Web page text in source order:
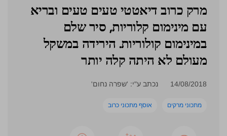
מרק כרוב דיאטטי טעים טעים ובריא
עם מינימום קלוריות, סיר שלם
במינימום קולוריות. הירידה במשקל
מעולם לא היתה קלה יותר
14/08/2018 נכתב ע"י: 'שפרה נחום'
מתכוני מרקים אוסף מתכוני כרוב